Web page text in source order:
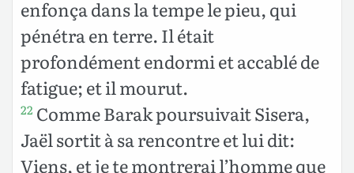
enfonça dans la tempe le pieu, qui
pénétra en terre. Il était
profondément endormi et accablé de
fatigue; et il mourut.
22 Comme Barak poursuivait Sisera,
Jaël sortit à sa rencontre et lui dit:
Viens, et je te montrerai l’homme que